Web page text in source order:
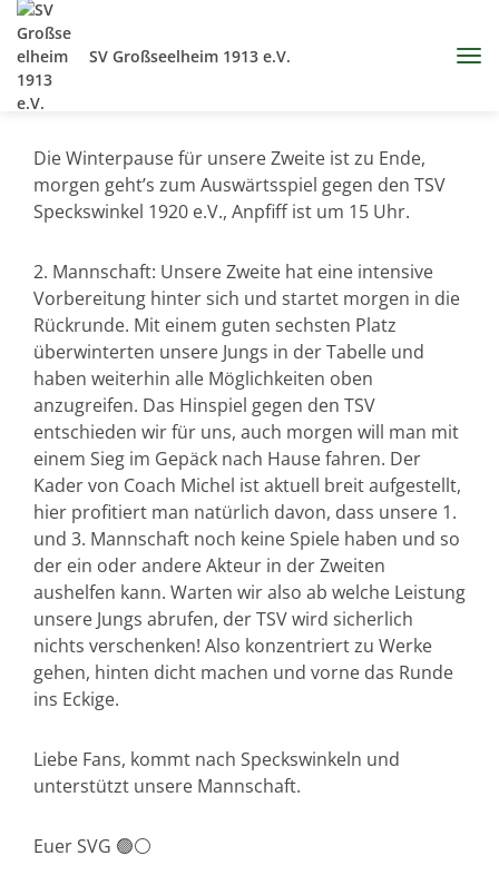
SV Großseelheim 1913 e.V.
Die Winterpause für unsere Zweite ist zu Ende,
morgen geht’s zum Auswärtsspiel gegen den TSV
Speckswinkel 1920 e.V., Anpfiff ist um 15 Uhr.
2. Mannschaft: Unsere Zweite hat eine intensive
Vorbereitung hinter sich und startet morgen in die
Rückrunde. Mit einem guten sechsten Platz
überwinterten unsere Jungs in der Tabelle und
haben weiterhin alle Möglichkeiten oben
anzugreifen. Das Hinspiel gegen den TSV
entschieden wir für uns, auch morgen will man mit
einem Sieg im Gepäck nach Hause fahren. Der
Kader von Coach Michel ist aktuell breit aufgestellt,
hier profitiert man natürlich davon, dass unsere 1.
und 3. Mannschaft noch keine Spiele haben und so
der ein oder andere Akteur in der Zweiten
aushelfen kann. Warten wir also ab welche Leistung
unsere Jungs abrufen, der TSV wird sicherlich
nichts verschenken! Also konzentriert zu Werke
gehen, hinten dicht machen und vorne das Runde
ins Eckige.
Liebe Fans, kommt nach Speckswinkeln und
unterstützt unsere Mannschaft.
Euer SVG 🟢⚪️